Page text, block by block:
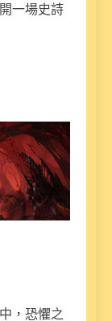
一場史詩
，恐懼之